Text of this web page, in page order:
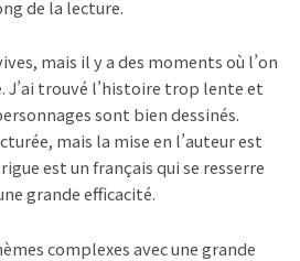
de la lecture.
mais il y a des moments où l’on
J’ai trouvé l’histoire trop lente et
sont bien dessinés.
mais la mise en l’auteur est
est un français qui se resserre
grande efficacité.
complexes avec une grande